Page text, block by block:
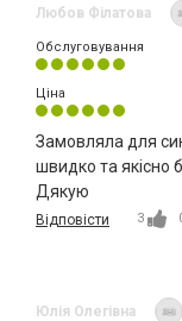
Любов Філатова
Обслуговування
Ціна
Замовляла для
швидко та якісно
Дякую
Відповісти 3
Юлія Олегівна